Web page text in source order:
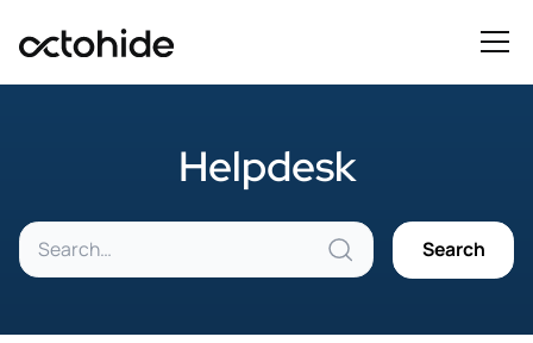
Helpdesk